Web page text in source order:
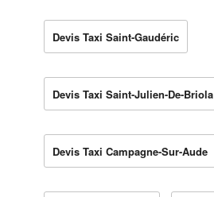
Devis Taxi Saint-Gaudéric
Devis Taxi Saint-Julien-De-Briola
Devis Taxi Campagne-Sur-Aude